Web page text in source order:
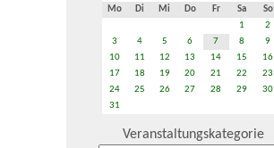
Mo
Di Mi Do Fr Sa
So
1
2
3
4 5 6 7 8
9
10
11 12 13 14 15
16
17
18 19 20 21 22
23
24
25 26 27 28 29
30
31
Veranstaltungskategorie